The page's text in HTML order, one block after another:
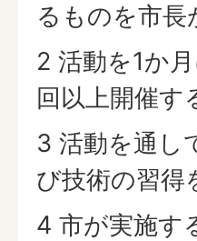
るものを市
2 活動を1か
回以上開催す
3 活動を通し
び技術の習得
4 市が実施す